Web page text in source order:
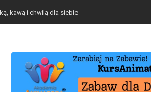
kawą i chwilą dla siebie